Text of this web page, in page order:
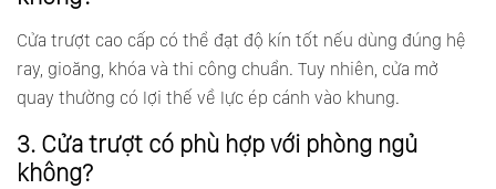
Cửa trượt cao cấp có thể đạt độ kín tốt nếu dùng đúng hệ
ray, gioăng, khóa và thi công chuẩn. Tuy nhiên, cửa mở
quay thường có lợi thế về lực ép cánh vào khung.
3. Cửa trượt có phù hợp với phòng ngủ
không?